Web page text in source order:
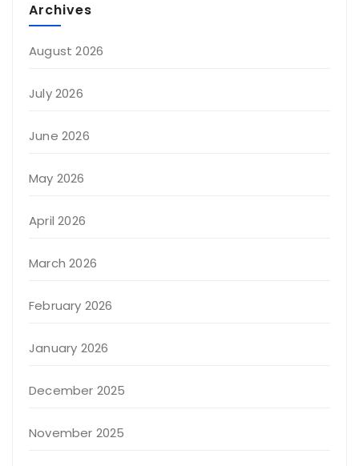
Archives
August 2026
July 2026
June 2026
May 2026
April 2026
March 2026
February 2026
January 2026
December 2025
November 2025